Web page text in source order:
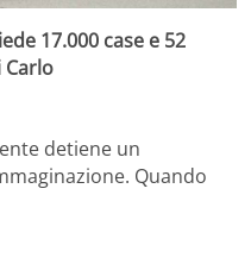
17.000 case e 52
detiene un
Quando